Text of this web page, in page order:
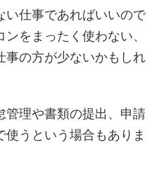
い仕事であればいいので
をまったく使わない、
事の方が少ないかもしれ
管理や書類の提出、申請
うという場合もありま